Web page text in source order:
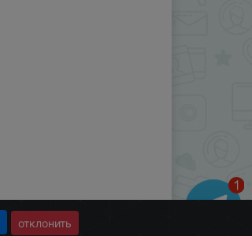
отклонить